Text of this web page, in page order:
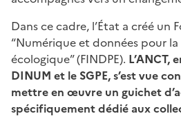
Dans ce cadre, l’État a créé un
“Numérique et données pour
écologique” (FINDPE). L’ANCT,
DINUM et le SGPE, s’est vue
mettre en œuvre un guichet
spécifiquement dédié aux